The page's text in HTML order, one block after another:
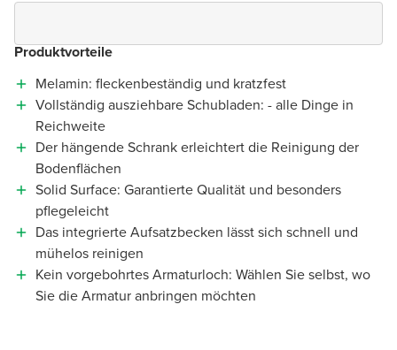
Produktvorteile
Melamin: fleckenbeständig und kratzfest
Vollständig ausziehbare Schubladen: - alle Dinge in
Reichweite
Der hängende Schrank erleichtert die Reinigung der
Bodenflächen
Solid Surface: Garantierte Qualität und besonders
pflegeleicht
Das integrierte Aufsatzbecken lässt sich schnell und
mühelos reinigen
Kein vorgebohrtes Armaturloch: Wählen Sie selbst, wo
Sie die Armatur anbringen möchten